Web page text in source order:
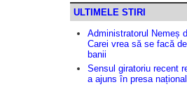
ULTIMELE STIRI
Administratorul Nemeș
Carei vrea să se facă
banii
Sensul giratoriu recent
a ajuns în presa